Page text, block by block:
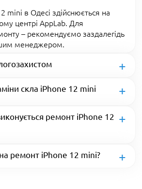
mini в Одесі здійснюється на
центрі AppLab. Для
– рекомендуємо заздалегідь
менеджером.
скла iPhone 12 mini
ремонт iPhone 12
на ремонт iPhone 12 mini?